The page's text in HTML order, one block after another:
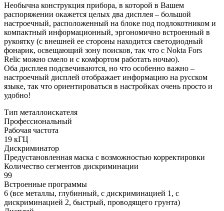
Необычна конструкция прибора, в которой в Вашем
распоряжении окажется целых два дисплея – большой
настроечный, расположенный на блоке под подлокотником и
компактный информационный, эргономично встроенный в
рукоятку (с внешней ее стороны находится светодиодный
фонарик, освещающий зону поисков, так что с Nokta Fors
Relic можно смело и с комфортом работать ночью).
Оба дисплея подсвечиваются, но что особенно важно –
настроечный дисплей отображает информацию на русском
языке, так что ориентироваться в настройках очень просто и
удобно!
Тип металлоискателя
Профессиональный
Рабочая частота
19 кГЦ
Дискриминатор
Предустановленная маска с возможностью корректировки
Количество сегментов дискриминации
99
Встроенные программы
6 (все металлы, глубинный, с дискриминацией 1, с
дискриминацией 2, быстрый, проводящего грунта)